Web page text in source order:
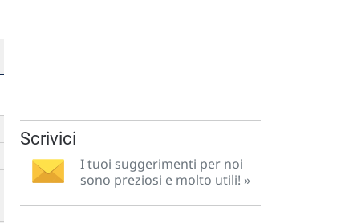
Scrivici
I tuoi suggerimenti per noi
sono preziosi e molto utili! »